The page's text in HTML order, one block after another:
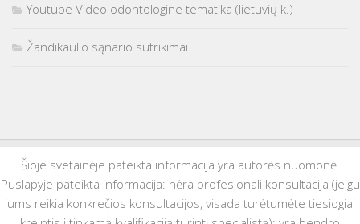
Youtube Video odontologine tematika (lietuvių k.)
Žandikaulio sąnario sutrikimai
Šioje svetainėje pateikta informacija yra autorės nuomonė.
Puslapyje pateikta informacija: nėra profesionali konsultacija (jeigu
jums reikia konkrečios konsultacijos, visada turėtumėte tiesiogiai